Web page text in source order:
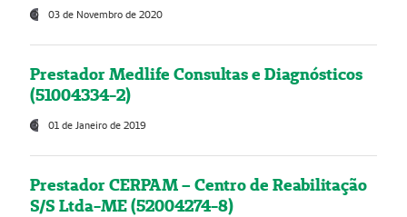
03 de Novembro de 2020
Prestador Medlife Consultas e Diagnósticos
(51004334-2)
01 de Janeiro de 2019
Prestador CERPAM – Centro de Reabilitação
S/S Ltda-ME (52004274-8)